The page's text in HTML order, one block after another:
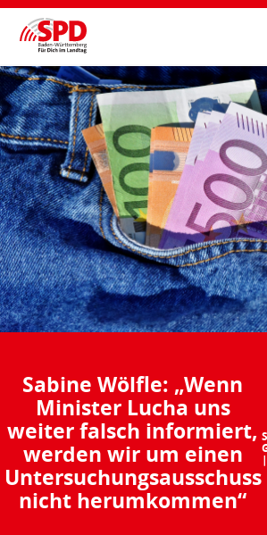
Sabine Wölfle: „Wenn
Minister Lucha uns
weiter falsch informiert,
werden wir um einen
Untersuchungsausschuss
nicht herumkommen“